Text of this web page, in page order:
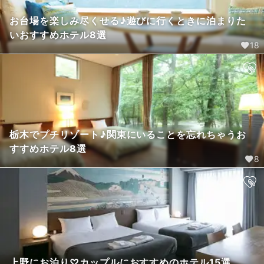
お台場を楽しみ尽くせる♪遊びに行くときに泊まりた
いおすすめホテル8選
18
栃木でプチリゾート♪関東にいることを忘れちゃうお
すすめホテル8選
8